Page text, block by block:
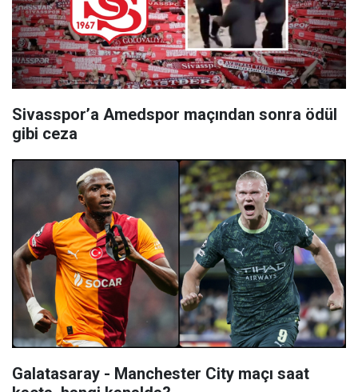
Sivasspor’a Amedspor maçından sonra ödül
gibi ceza
Galatasaray - Manchester City maçı saat